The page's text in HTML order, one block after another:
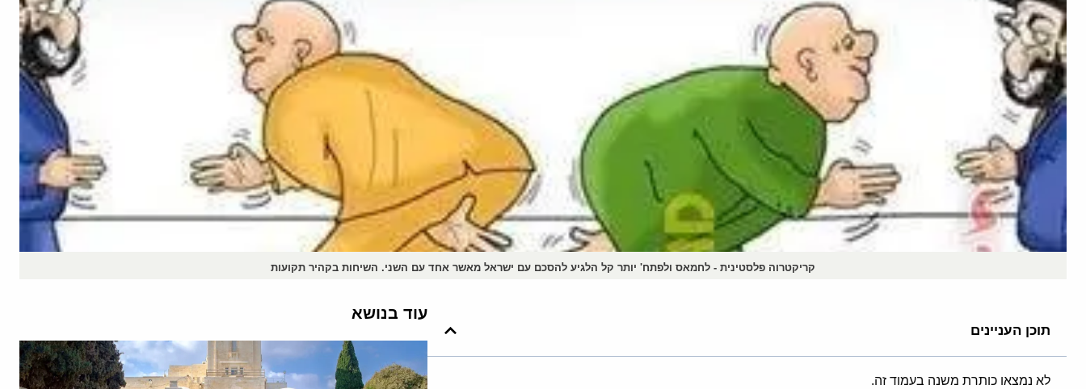
קריקטרוה פלסטינית - לחמאס ולפתח' יותר קל הלגיע להסכם עם ישראל מאשר אחד עם השני. השיחות בקהיר תקועות
תוכן העניינים
לא נמצאו כותרת משנה בעמוד זה.
עוד בנושא